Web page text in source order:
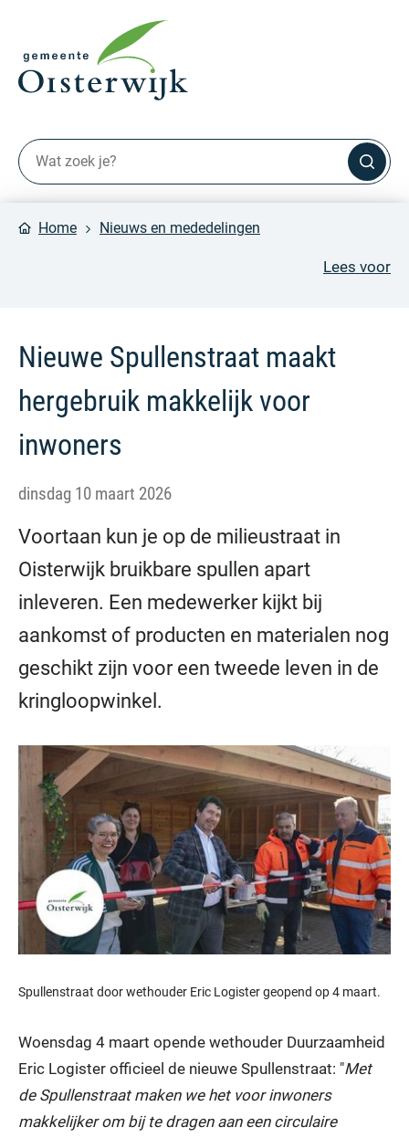
Home Nieuws en mededelingen
Lees voor
Nieuwe Spullenstraat maakt
hergebruik makkelijk voor
inwoners
dinsdag 10 maart 2026
Voortaan kun je op de milieustraat in
Oisterwijk bruikbare spullen apart
inleveren. Een medewerker kijkt bij
aankomst of producten en materialen nog
geschikt zijn voor een tweede leven in de
kringloopwinkel.
Spullenstraat door wethouder Eric Logister geopend op 4 maart.
Woensdag 4 maart opende wethouder Duurzaamheid
Eric Logister officieel de nieuwe Spullenstraat: "Met
de Spullenstraat maken we het voor inwoners
makkelijker om bij te dragen aan een circulaire